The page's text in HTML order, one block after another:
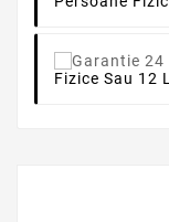
Fizice Sau 12